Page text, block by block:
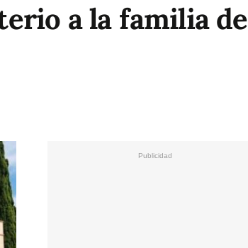
a la familia de